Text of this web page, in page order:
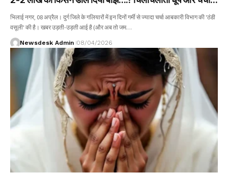
गरम…..!
​भिलाई नगर, 08 अप्रैल। दुर्ग जिले के गलियारों में इन दिनों गर्मी से ज्यादा चर्चा आबकारी विभाग की 'ठंडी
वसूली' की है। खबर उड़ती-उड़ती आई है (और अब तो जम…
Newsdesk Admin 08/04/2026